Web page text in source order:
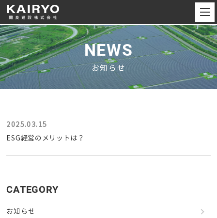
NEWS
お知らせ
2025.03.15
ESG経営のメリットは？
CATEGORY
お知らせ